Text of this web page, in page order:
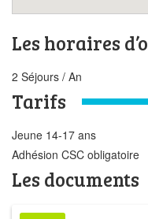
Les horaires
2 Séjours / An
Tarifs
Jeune 14-17 ans
Adhésion CSC obligatoire
Les documents